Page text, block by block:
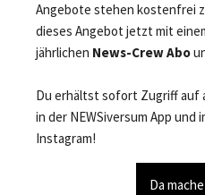
Angebote stehen kostenfrei
dieses Angebot jetzt mit
jährlichen News-Crew Abo
Du erhältst sofort Zugriff auf
in der NEWSiversum App und
Instagram!
Da